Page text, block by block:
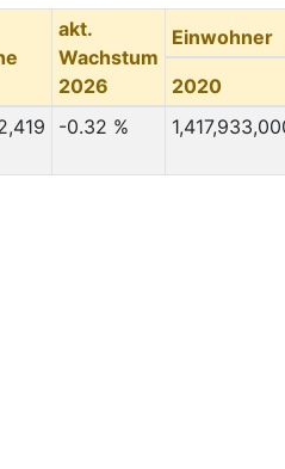
akt.
Wachstum
2026
Einwohner
2020
-0.32 %